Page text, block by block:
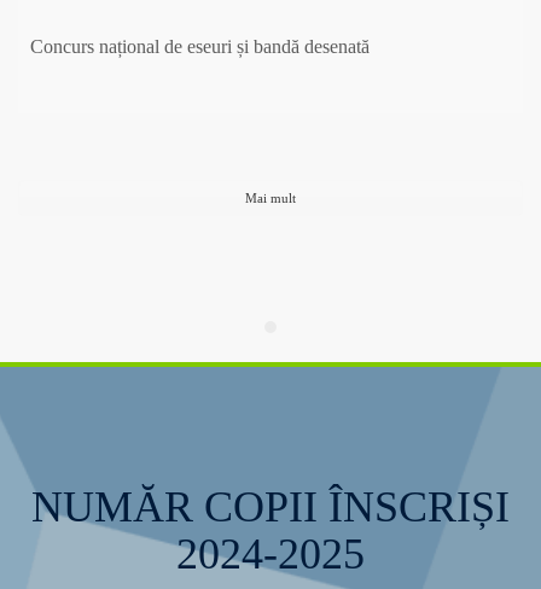
Concurs național de eseuri și bandă desenată
Mai mult
NUMĂR COPII ÎNSCRIȘI
2024-2025